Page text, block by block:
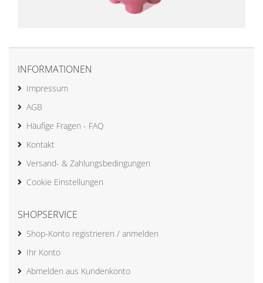
INFORMATIONEN
Impressum
AGB
Häufige Fragen - FAQ
Kontakt
Versand- & Zahlungsbedingungen
Cookie Einstellungen
SHOPSERVICE
Shop-Konto registrieren / anmelden
Ihr Konto
Abmelden aus Kundenkonto